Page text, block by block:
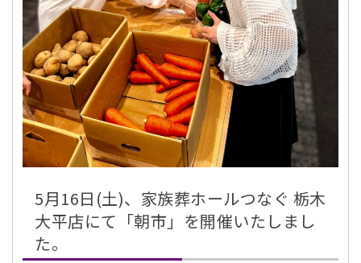
5月16日(土)、家族葬ホールつなぐ 栃木
大平店にて「朝市」を開催いたしまし
た。